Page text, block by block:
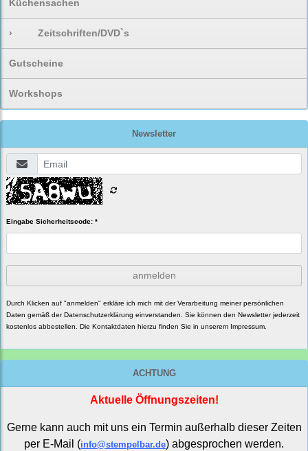
Küchensachen
› Zeitschriften/DVD`s
Gutscheine
Workshops
Newsletter
Eingabe Sicherheitscode: *
anmelden
Durch Klicken auf "anmelden" erkläre ich mich mit der Verarbeitung meiner persönlichen
Daten gemäß der Datenschutzerklärung einverstanden. Sie können den Newsletter jederzeit
kostenlos abbestellen. Die Kontaktdaten hierzu finden Sie in unserem Impressum.
ACHTUNG
Aktuelle Öffnungszeiten!
Gerne kann auch mit uns ein Termin außerhalb dieser Zeiten
per E-Mail (info@stempelbar.de) abgesprochen werden.